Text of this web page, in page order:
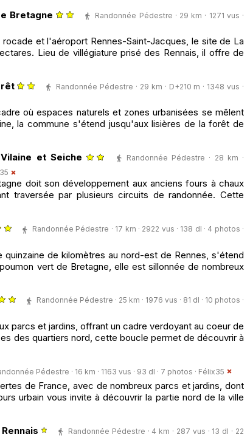
Bretagne
Randonnée Pédestre · 29 km · 1271 vus ·
rocade et l'aéroport Rennes-Saint-Jacques, le site de La
Lieu de villégiature prisé des Rennais, il offre de
Randonnée Pédestre · 29 km · D+210 m · 1348 vus ·
où espaces naturels et zones urbanisées se mêlent
la commune s'étend jusqu'aux lisières de la forêt de
et Seiche
Randonnée Pédestre · 28 km ·
doit son développement aux anciens fours à chaux
traversée par plusieurs circuits de randonnée. Cette
Randonnée Pédestre · 17 km · 2922 vus · 138 dl · 4 photos ·
quinzaine de kilomètres au nord-est de Rennes, s'étend
vert de Bretagne, elle est sillonnée de nombreux
Randonnée Pédestre · 25 km · 1976 vus · 81 dl · 10 photos ·
parcs et jardins, offrant un cadre verdoyant au coeur de
des quartiers nord, cette boucle permet de découvrir à
Pédestre · 16 km · 1163 vus · 93 dl · 7 photos · Félix35
de France, avec de nombreux parcs et jardins, dont
urbain vous invite à découvrir la partie nord de la ville
Randonnée Pédestre · 4 km · 287 vus · 13 dl · 22